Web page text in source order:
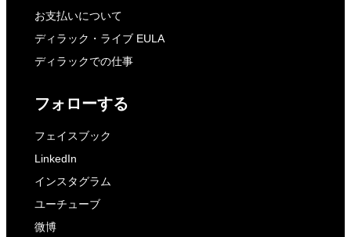
お支払いについて
ディラック・ライブ EULA
ディラックでの仕事
フォローする
フェイスブック
LinkedIn
インスタグラム
ユーチューブ
微博